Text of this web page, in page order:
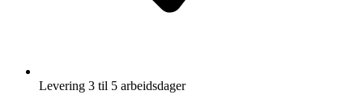
Levering 3 til 5 arbeidsdager